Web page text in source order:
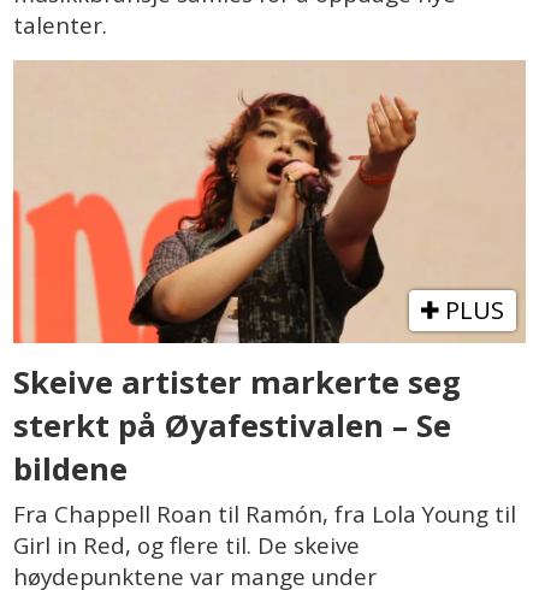
talenter.
PLUS
Skeive artister markerte seg
sterkt på Øyafestivalen – Se
bildene
Fra Chappell Roan til Ramón, fra Lola Young til
Girl in Red, og flere til. De skeive
høydepunktene var mange under